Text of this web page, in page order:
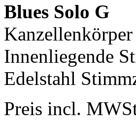
Blues Solo G
Innenliegende
Edelstahl
Preis incl.